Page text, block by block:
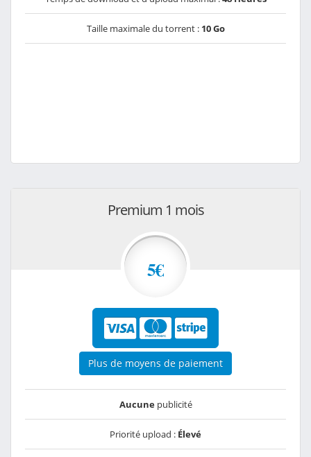
Taille maximale du torrent : 10 Go
Premium 1 mois
5€
Plus de moyens de paiement
Aucunepublicité
Priorité upload : Élevé